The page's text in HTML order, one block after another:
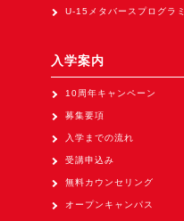
U-15メタバースプログラ
入学案内
10周年キャンペーン
募集要項
入学までの流れ
受講申込み
無料カウンセリング
オープンキャンパス